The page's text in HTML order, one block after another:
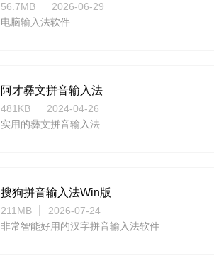
56.7MB
2026-06-29
电脑输入法软件
阿才彝文拼音输入法
481KB
2024-04-26
实用的彝文拼音输入法
搜狗拼音输入法Win版
211MB
2026-07-24
非常智能好用的汉字拼音输入法软件